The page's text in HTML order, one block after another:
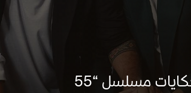
تعد حكاية “ما تيجي نشوف” هي الحكاية الثانية من حكايات مسلسل “55